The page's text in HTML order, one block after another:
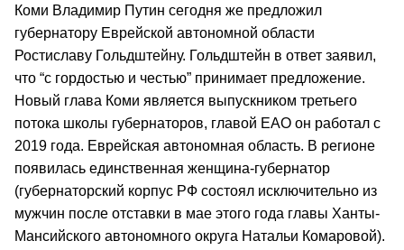
Коми Владимир Путин сегодня же предложил
губернатору Еврейской автономной области
Ростиславу Гольдштейну. Гольдштейн в ответ заявил,
что “с гордостью и честью” принимает предложение.
Новый глава Коми является выпускником третьего
потока школы губернаторов, главой ЕАО он работал с
2019 года. Еврейская автономная область. В регионе
появилась единственная женщина-губернатор
(губернаторский корпус РФ состоял исключительно из
мужчин после отставки в мае этого года главы Ханты-
Мансийского автономного округа Натальи Комаровой).